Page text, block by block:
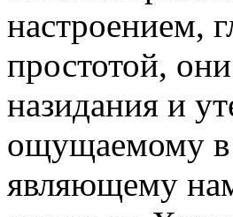
настроением,
простотой,
назидания и
ощущаемому в
являющему